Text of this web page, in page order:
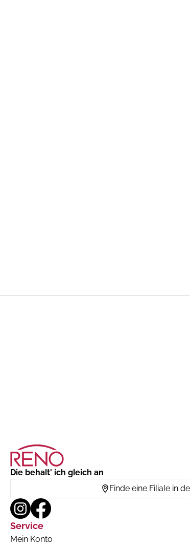
Die behalt' ich gleich an
Finde eine Filiale in
Service
Mein Konto